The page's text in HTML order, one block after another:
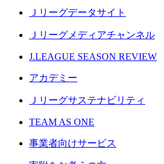
Ｊリーグデータサイト
Ｊリーグメディアチャンネル
J.LEAGUE SEASON REVIEW
アカデミー
Ｊリーグサステナビリティ
TEAM AS ONE
事業者向けサービス